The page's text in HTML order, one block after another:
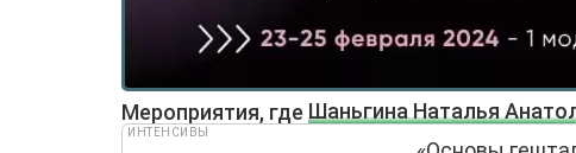
Мероприятия, где Шаньгина Наталья
ИНТЕНСИВЫ